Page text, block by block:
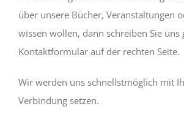
über unsere Bücher, Veranstaltungen
wissen wollen, dann schreiben Sie uns
Kontaktformular auf der rechten Seite.
Wir werden uns schnellstmöglich mit
Verbindung setzen.